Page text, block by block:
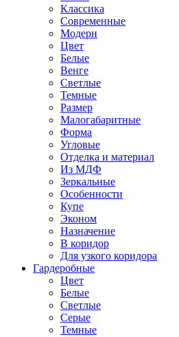
Классика
Современные
Модерн
Цвет
Белые
Венге
Светлые
Темные
Размер
Малогабаритные
Форма
Угловые
Отделка и материал
Из МДФ
Зеркальные
Особенности
Купе
Эконом
Назначение
В коридор
Для узкого коридора
Гардеробные
Цвет
Белые
Светлые
Серые
Темные